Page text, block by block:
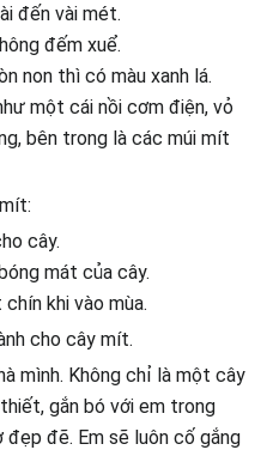
đến vài mét.
đếm xuể.
non thì có màu xanh lá.
một cái nồi cơm điện, vỏ
bên trong là các múi mít
cây.
mát của cây.
khi vào mùa.
cho cây mít.
mình. Không chỉ là một cây
gắn bó với em trong
đẽ. Em sẽ luôn cố gắng